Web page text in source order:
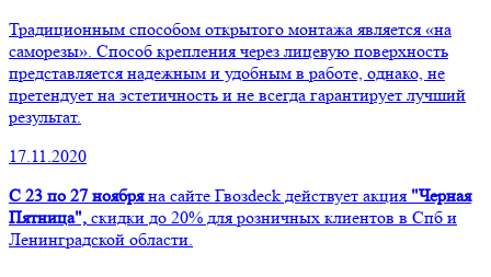
Традиционным способом открытого монтажа является «на
саморезы». Способ крепления через лицевую поверхность
представляется надежным и удобным в работе, однако, не
претендует на эстетичность и не всегда гарантирует лучший
результат.
17.11.2020
С 23 по 27 ноябряна сайте Гвозdeck действует акция "Черная
Пятница", скидки до 20% для розничных клиентов в Спб и
Ленинградской области.